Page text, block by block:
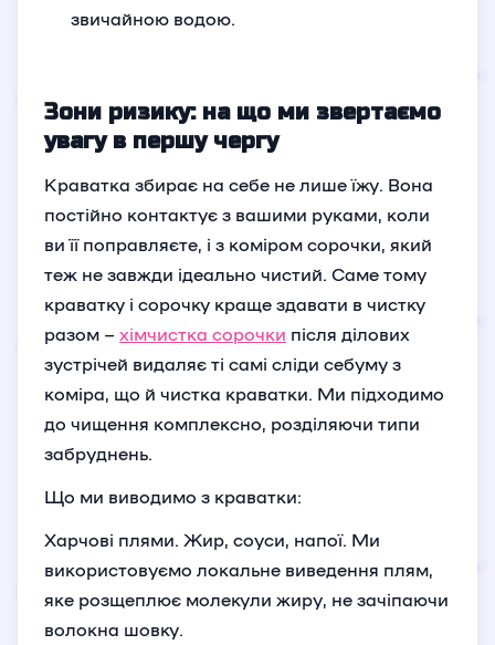
звичайною водою.
Зони ризику: на що ми звертаємо
увагу в першу чергу
Краватка збирає на себе не лише їжу. Вона
постійно контактує з вашими руками, коли
ви її поправляєте, і з коміром сорочки, який
теж не завжди ідеально чистий. Саме тому
краватку і сорочку краще здавати в чистку
разом – хімчистка сорочки після ділових
зустрічей видаляє ті самі сліди себуму з
коміра, що й чистка краватки. Ми підходимо
до чищення комплексно, розділяючи типи
забруднень.
Що ми виводимо з краватки:
Харчові плями. Жир, соуси, напої. Ми
використовуємо локальне виведення плям,
яке розщеплює молекули жиру, не зачіпаючи
волокна шовку.